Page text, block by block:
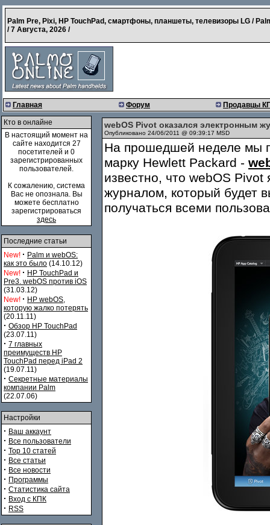
Palm Pre, Pixi, HP TouchPad, смартфоны, планшеты, телевизоры LG /
/7 Августа, 2026 /
Главная Форум Продавцы
Кто в онлайне
В настоящий момент на
сайте находится 27
посетителей и 0
зарегистрированных
пользователей.
К сожалению, система
Вас не опознала. Вы
можете бесплатно
зарегистрироваться
здесь
Последние статьи
New! · Palm и webOS:
как это было (14.10.12)
New! · HP TouchPad и
Pre3. webOS против iOS
(31.03.12)
New! · HP webOS,
которую жалко потерять
(20.11.11)
· Обзор HP TouchPad
(23.07.11)
· 7 главных
преимуществ HP
TouchPad перед iPad 2
(19.07.11)
· Секретные материалы
компании Palm
(22.07.06)
Настройки
· Ваш аккаунт
· Все пользователи
· Top 10 статей
· Все статьи
· Все новости
· Программы
· Статистика сайта
· Вход с КПК
· RSS
webOS Pivot оказался электронным
Опубликовано 24/06/2011 @ 09:39:17 MSD
На прошедшей неделе мы
марку Hewlett Packard -
известно, что webOS Pivot
журналом, который будет
получаться всеми